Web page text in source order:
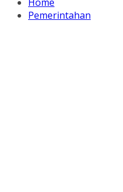
Pemerintahan